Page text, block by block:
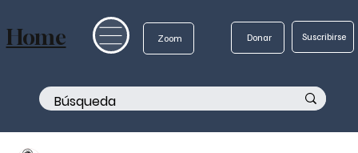
Zoom Donar Suscribirse
Home